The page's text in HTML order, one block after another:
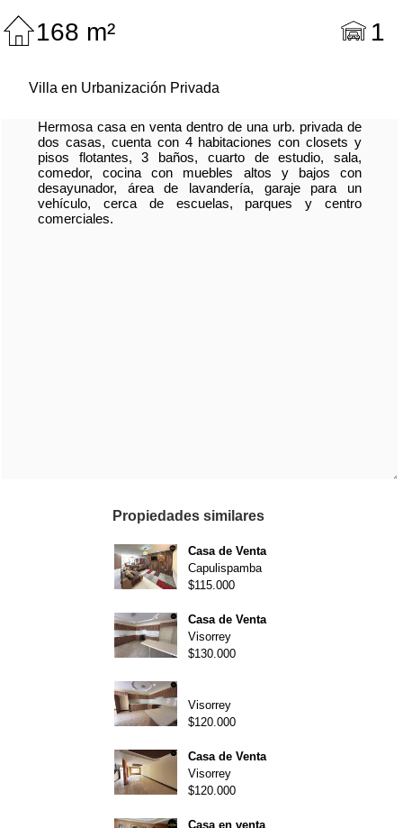
168 m²
1
Villa en Urbanización Privada
Propiedades similares
Casa de Venta
Capulispamba
$115.000
Casa de Venta
Visorrey
$130.000
Visorrey
$120.000
Casa de Venta
Visorrey
$120.000
Casa en venta